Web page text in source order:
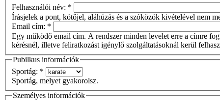
Felhasználói név: *
Írásjelek a pont, kötőjel, aláhúzás és a szóközök kivételével nem
Email cím: *
Egy működő email cím. A rendszer minden levelet erre a címre
kérésnél, illetve feliratkozást igénylő szolgáltatásoknál kerül
Pubilkus információk
Sportág: *
Sportág, melyet gyakorolsz.
Személyes információk